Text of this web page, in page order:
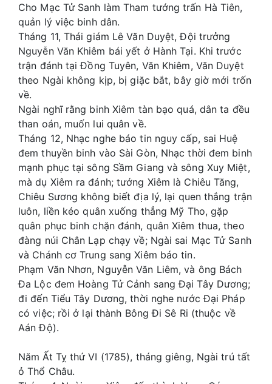
Cho Mạc Tử Sanh làm Tham tướng trấn Hà Tiên,
quản lý việc binh dân.
Tháng 11, Thái giám Lê Văn Duyệt, Đội trưởng
Nguyễn Văn Khiêm bái yết ở Hành Tại. Khi trước
trận đánh tại Đồng Tuyên, Văn Khiêm, Văn Duyệt
theo Ngài không kịp, bị giặc bắt, bây giờ mới trốn
về.
Ngài nghĩ rằng binh Xiêm tàn bạo quá, dân ta đều
than oán, muốn lui quân về.
Tháng 12, Nhạc nghe báo tin nguy cấp, sai Huệ
đem thuyền binh vào Sài Gòn, Nhạc thời đem binh
mạnh phục tại sông Sầm Giang và sông Xuy Miệt,
mà dụ Xiêm ra đánh; tướng Xiêm là Chiêu Tăng,
Chiêu Sương không biết địa lý, lại quen thắng trận
luôn, liền kéo quân xuống thẳng Mỹ Tho, gặp
quân phục binh chặn đánh, quân Xiêm thua, theo
đàng núi Chân Lạp chạy về; Ngài sai Mạc Tử Sanh
và Chánh cơ Trung sang Xiêm báo tin.
Phạm Văn Nhơn, Nguyễn Văn Liêm, và ông Bách
Đa Lộc đem Hoàng Tử Cảnh sang Đại Tây Dương;
đi đến Tiểu Tây Dương, thời nghe nước Đại Pháp
có việc; rồi ở lại thành Bông Đi Sê Ri (thuộc về
Aán Độ).
Năm Ất Tỵ thứ VI (1785), tháng giêng, Ngài trú tất
ỏ Thổ Châu.